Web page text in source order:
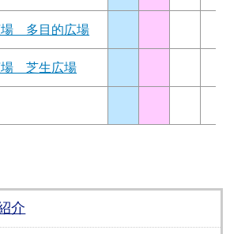
場 多目的広場
場 芝生広場
介